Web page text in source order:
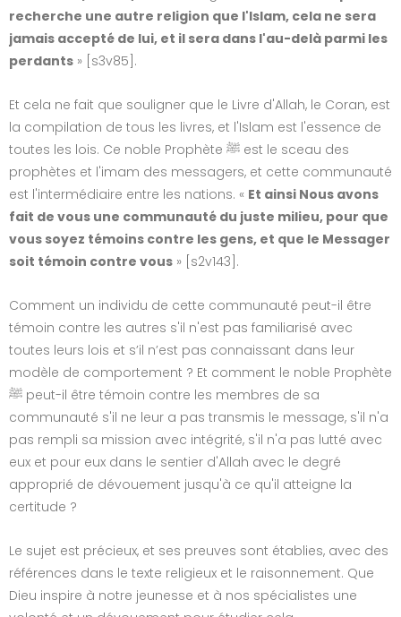
recherche une autre religion que l'Islam, cela ne sera
jamais accepté de lui, et il sera dans l'au-delà parmi les
perdants » [s3v85].
Et cela ne fait que souligner que le Livre d'Allah, le Coran, est
la compilation de tous les livres, et l'Islam est l'essence de
toutes les lois. Ce noble Prophète ﷺ est le sceau des
prophètes et l'imam des messagers, et cette communauté
est l'intermédiaire entre les nations. « Et ainsi Nous avons
fait de vous une communauté du juste milieu, pour que
vous soyez témoins contre les gens, et que le Messager
soit témoin contre vous » [s2v143].
Comment un individu de cette communauté peut-il être
témoin contre les autres s'il n'est pas familiarisé avec
toutes leurs lois et s’il n’est pas connaissant dans leur
modèle de comportement ? Et comment le noble Prophète
ﷺ peut-il être témoin contre les membres de sa
communauté s'il ne leur a pas transmis le message, s'il n'a
pas rempli sa mission avec intégrité, s'il n'a pas lutté avec
eux et pour eux dans le sentier d'Allah avec le degré
approprié de dévouement jusqu'à ce qu'il atteigne la
certitude ?
Le sujet est précieux, et ses preuves sont établies, avec des
références dans le texte religieux et le raisonnement. Que
Dieu inspire à notre jeunesse et à nos spécialistes une